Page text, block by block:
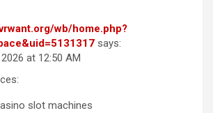
wb/home.php?
says:
at 12:50 AM
slot machines